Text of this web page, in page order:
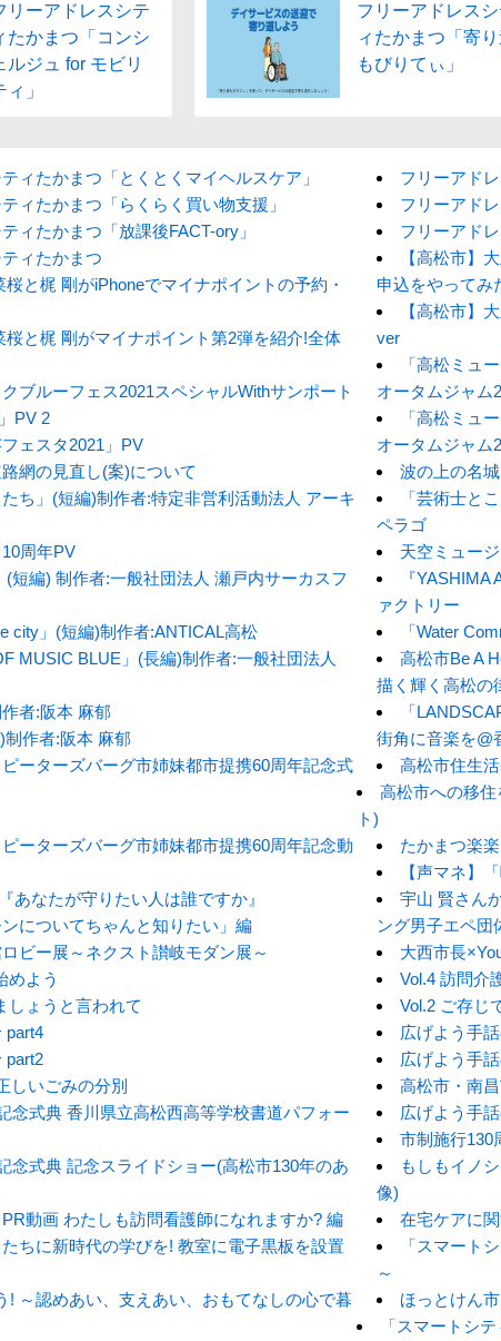
リーアドレスシテ
たかまつ「コンシ
ルジュ for モビリ
ィ」
フリーアドレス
ィたかまつ「寄
もびりてぃ」
ィたかまつ「とくとくマイヘルスケア」
フリーアド
ィたかまつ「らくらく買い物支援」
フリーアド
ィたかまつ「放課後FACT-ory」
フリーアド
ィたかまつ
【高松市】
申込をやってみ
桜と梶 剛がiPhoneでマイナポイントの予約・
【高松市】
ver
桜と梶 剛がマイナポイント第2弾を紹介!全体
「高松ミュ
オータムジャム
クブルーフェス2021スペシャルWithサンポート
PV 2
「高松ミュ
オータムジャム
フェスタ2021」PV
波の上の名
網の見直し(案)について
「芸術士と
ペラゴ
たち」(短編)制作者:特定非営利活動法人 アーキ
天空ミュー
周年PV
『
ァクトリー
(短編) 制作者:一般社団法人 瀬戸内サーカスフ
「Water
city」(短編)制作者:ANTICAL高松
高松市Be A
描く輝く高松の
MUSIC BLUE」(長編)制作者:一般社団法人
「
街角に音楽を@
作者:阪本 麻郁
制作者:阪本 麻郁
ーターズバーグ市姉妹都市提携60周年記念式
高松市住生
高松市への移
ト)
たかまつ楽
ーターズバーグ市姉妹都市提携60周年記念動
【声マネ】
あなたが守りたい人は誰ですか』
宇山 賢さん
ング男子エペ団
についてちゃんと知りたい」編
大西市長
ビー展～ネクスト讃岐モダン展～
Vol.4 訪問介
めよう
Vol.2 ご存じ
しょうと言われて
広げよう手
part4
広げよう手
part2
高松市・南
しいごみの分別
広げよう手
念式典 香川県立高松西高等学校書道パフォー
市制施行130
念式典 記念スライドショー(高松市130年のあ
もしもイノ
像)
動画 わたしも訪問看護師になれますか? 編
在宅ケアに
たちに新時代の学びを! 教室に電子黒板を設置
「スマート
～
! ～認めあい、支えあい、おもてなしの心で暮
ほっとけん
「スマートシ